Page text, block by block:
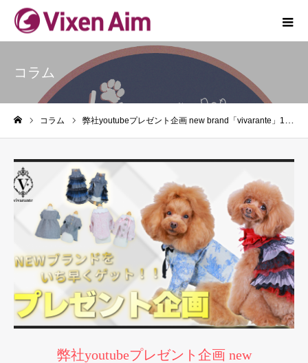
コラム
コラム 弊社youtubeプレゼント企画 new brand「vivarante」1回目
弊社youtubeプレゼント企画 new